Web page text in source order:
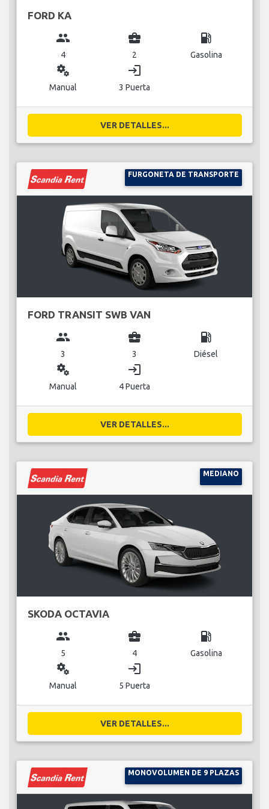
FORD KA
group
4
business_center
2
local_gas_station
Gasolina
miscellaneous_services
Manual
login
3 Puerta
VER DETALLES...
FURGONETA DE TRANSPORTE
FORD TRANSIT SWB VAN
group
3
business_center
3
local_gas_station
Diésel
miscellaneous_services
Manual
login
4 Puerta
VER DETALLES...
MEDIANO
SKODA OCTAVIA
group
5
business_center
4
local_gas_station
Gasolina
miscellaneous_services
Manual
login
5 Puerta
VER DETALLES...
MONOVOLUMEN DE 9 PLAZAS